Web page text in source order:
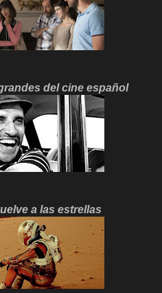
del cine español
a las estrellas